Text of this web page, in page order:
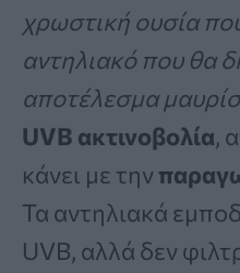
χρωστική ουσία
αντηλιακό που θα
αποτέλεσμα
UVB ακτινοβολία,
κάνει με την
Τα αντηλιακά
UVB, αλλά δεν